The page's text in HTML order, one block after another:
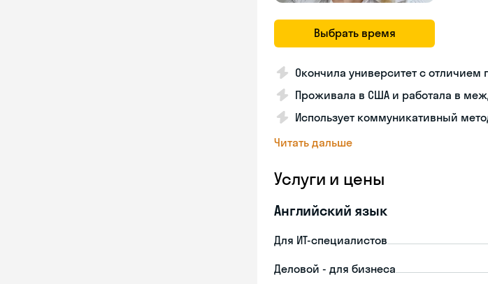
Выбрать время
Окончила университет с отличием
Проживала в США и работала в
Использует коммуникативный
Читать дальше
Услуги и цены
Английский язык
Для ИТ-специалистов
Деловой - для бизнеса